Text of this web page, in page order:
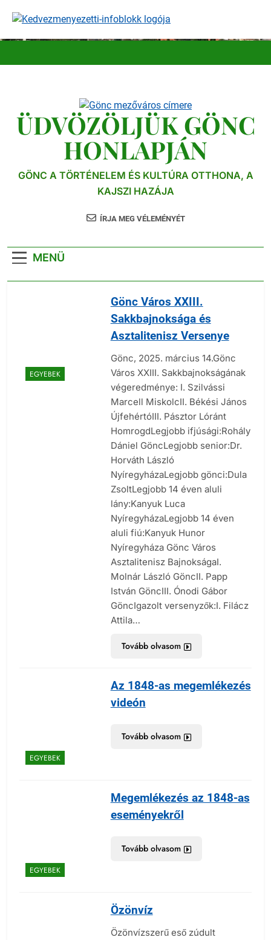
ÜDVÖZÖLJÜK GÖNC
HONLAPJÁN
GÖNC A TÖRTÉNELEM ÉS KULTÚRA OTTHONA, A
KAJSZI HAZÁJA
ÍRJA MEG VÉLEMÉNYÉT
MENÜ
EGYEBEK
Gönc Város XXIII.
Sakkbajnoksága és
Asztalitenisz Versenye
Gönc, 2025. március 14.Gönc
Város XXIII. Sakkbajnokságának
végeredménye: I. Szilvássi
Marcell MiskolcII. Békési János
ÚjfehértóIII. Pásztor Lóránt
HomrogdLegjobb ifjúsági:Rohály
Dániel GöncLegjobb senior:Dr.
Horváth László
NyíregyházaLegjobb gönci:Dula
ZsoltLegjobb 14 éven aluli
lány:Kanyuk Luca
NyíregyházaLegjobb 14 éven
aluli fiú:Kanyuk Hunor
Nyíregyháza Gönc Város
Asztalitenisz BajnokságaI.
Molnár László GöncII. Papp
István GöncIII. Ónodi Gábor
GöncIgazolt versenyzők:I. Filácz
Attila…
Tovább olvasom
EGYEBEK
Az 1848-as megemlékezés
videón
Tovább olvasom
EGYEBEK
Megemlékezés az 1848-as
eseményekről
Tovább olvasom
Özönvíz
Özönvízszerű eső zúdult